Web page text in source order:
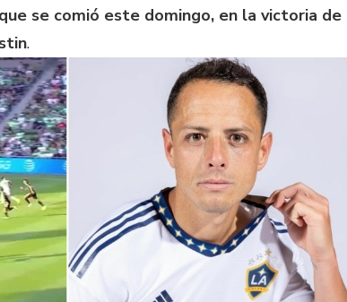
se comió este domingo, en la victoria de
.